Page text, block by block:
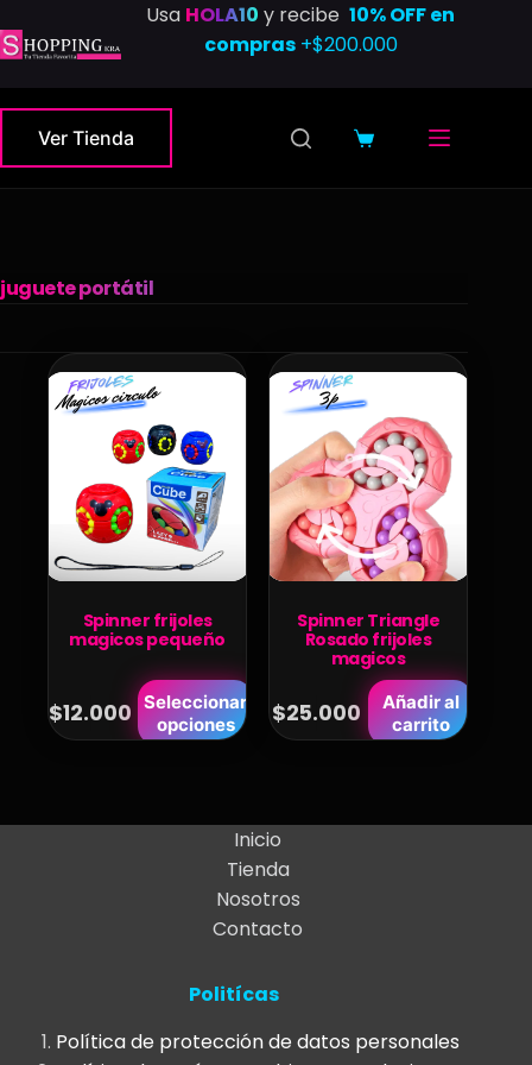
al
Usa HOLA10 y recibe10% OFF en
compras+$200.000
Ver Tienda
Carro
juguete portátil
Spinner frijoles
magicos pequeño
$12.000 Seleccionar
opciones
Este
producto
variantes.
página
Spinner Triangle
Rosado frijoles
magicos
$25.000
Añadir al
carrito
Inicio
Tienda
Nosotros
Contacto
Politícas
Política de protección de datos personales